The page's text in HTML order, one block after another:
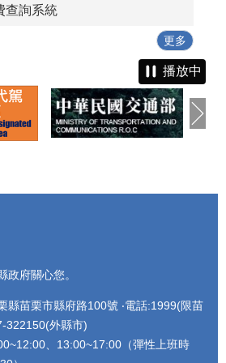
查詢系統
更多
播放中
政府關心您。
縣苗栗市縣府路100號 ‧電話:1999(限苗
322150(外縣市)
、13:00~17:00（彈性上班時